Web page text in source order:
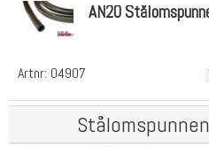
Artnr: 04907
AN20